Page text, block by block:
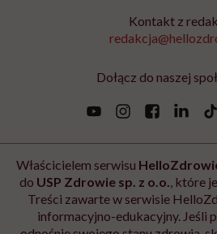
Kontakt z
Dołącz do naszej
Właścicielem serwisu
do USP Zdrowie sp. z o.o., które
Treści zawarte w serwisie
informacyjno-edukacyjny. Jeśli